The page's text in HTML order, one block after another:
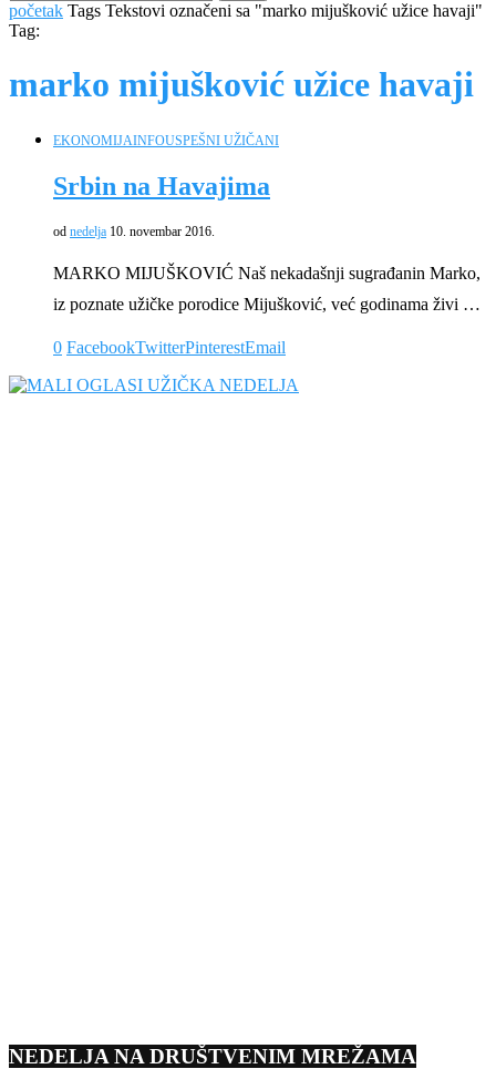
početak Tags Tekstovi označeni sa "marko mijušković užice havaji"
Tag:
marko mijušković užice havaji
EKONOMIJAINFOUSPEŠNI UŽIČANI
Srbin na Havajima
od nedelja 10. novembar 2016.
MARKO MIJUŠKOVIĆ Naš nekadašnji sugrađanin Marko,
iz poznate užičke porodice Mijušković, već godinama živi …
0 FacebookTwitterPinterestEmail
NEDELJA NA DRUŠTVENIM MREŽAMA